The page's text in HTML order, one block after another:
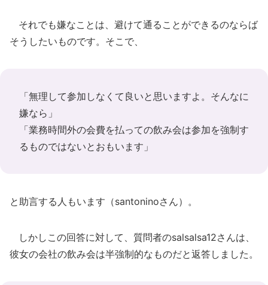
それでも嫌なことは、避けて通ることができるのならば
そうしたいものです。そこで、
「無理して参加しなくて良いと思いますよ。そんなに
嫌なら」
「業務時間外の会費を払っての飲み会は参加を強制す
るものではないとおもいます」
と助言する人もいます（santoninoさん）。
しかしこの回答に対して、質問者のsalsalsa12さんは、
彼女の会社の飲み会は半強制的なものだと返答しました。